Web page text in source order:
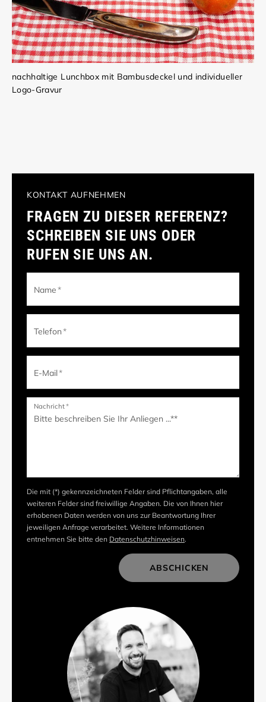
nachhaltige Lunchbox mit Bambusdeckel und individueller
Logo-Gravur
KONTAKT AUFNEHMEN
FRAGEN ZU DIESER REFERENZ?
SCHREIBEN SIE UNS ODER
RUFEN SIE UNS AN.
Name*
Telefon*
E-Mail*
Nachricht*
Die mit (*) gekennzeichneten Felder sind Pflichtangaben, alle
weiteren Felder sind freiwillige Angaben. Die von Ihnen hier
erhobenen Daten werden von uns zur Beantwortung Ihrer
jeweiligen Anfrage verarbeitet. Weitere Informationen
entnehmen Sie bitte den Datenschutzhinweisen.
ABSCHICKEN